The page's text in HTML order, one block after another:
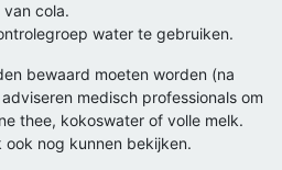
cola.
water te gebruiken.
bewaard moeten worden (na
medisch professionals om
thee, kokoswater of volle melk.
ook nog kunnen bekijken.